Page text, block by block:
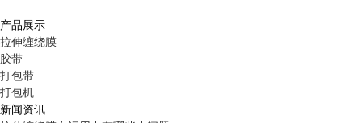
产品展示
拉伸缠绕膜
胶带
打包带
打包机
新闻资讯